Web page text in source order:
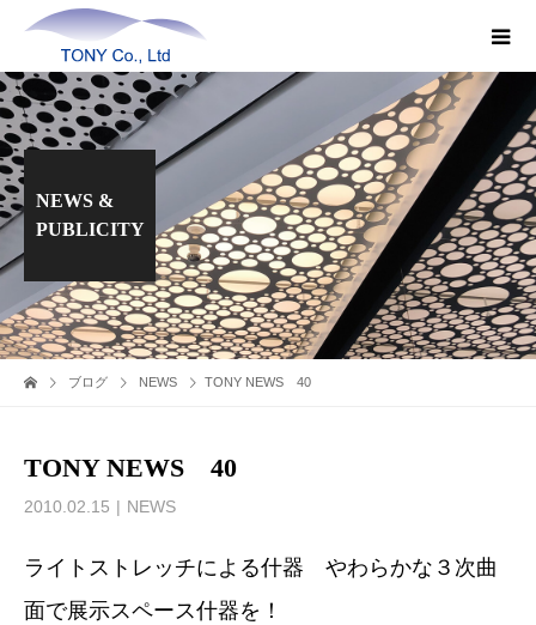
NEWS &
PUBLICITY
ブログ NEWS TONY NEWS 40
TONY NEWS 40
2010.02.15 NEWS
ライトストレッチによる什器 やわらかな３次曲
面で展示スペース什器を！